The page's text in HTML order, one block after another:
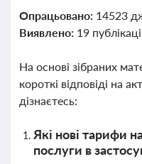
Опрацьовано: 14523
Виявлено: 19
На основі зібраних
короткі відповіді на
дізнаєтесь:
Які нові тарифи
послуги в